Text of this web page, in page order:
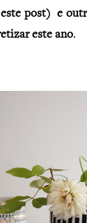
post) e
este ano.